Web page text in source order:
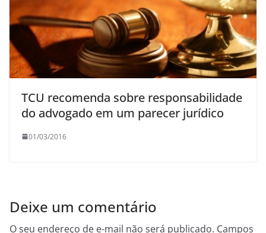
TCU recomenda sobre responsabilidade
do advogado em um parecer jurídico
01/03/2016
Deixe um comentário
O seu endereço de e-mail não será publicado. Campos